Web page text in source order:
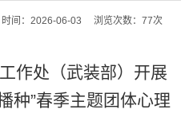
间：2026-06-03 浏览次数： 77次
作处（武装部）开展
”春季主题团体心理